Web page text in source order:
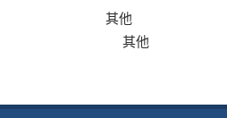
其他
其他